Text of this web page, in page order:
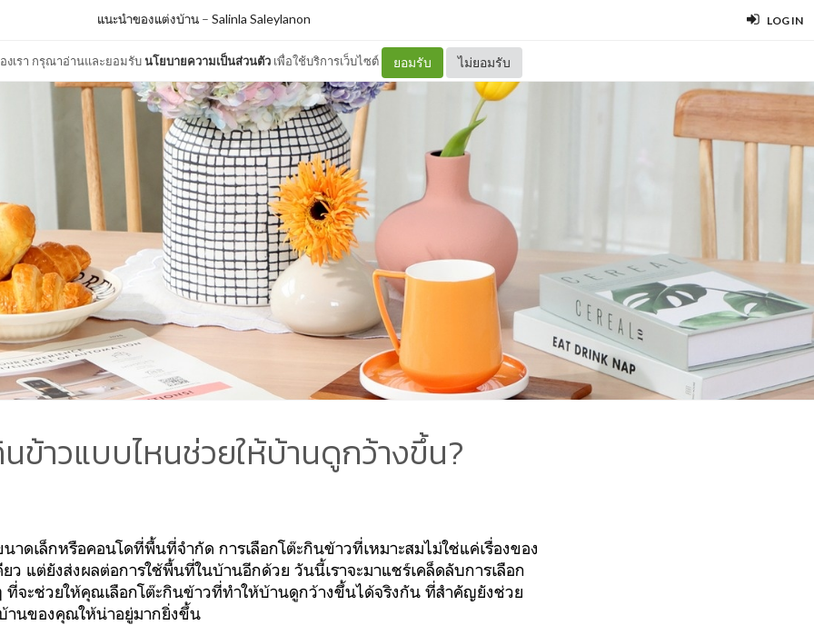
LOG IN
งเรา กรุณาอ่านและยอมรับนโยบายความเป็นส่วนตัว เพื่อใช้บริการเว็บไซต์ ยอมรับ ไม่ยอมรับ
แนะนำของแต่งบ้าน– Salinla Saleylanon
นข้าวแบบไหนช่วยให้บ้านดูกว้างขึ้น?
าดเล็กหรือคอนโดที่พื้นที่จำกัด การเลือกโต๊ะกินข้าวที่เหมาะสมไม่ใช่แค่เรื่องของ
ยว แต่ยังส่งผลต่อการใช้พื้นที่ในบ้านอีกด้วย วันนี้เราจะมาแชร์เคล็ดลับการเลือก
ที่จะช่วยให้คุณเลือกโต๊ะกินข้าวที่ทำให้บ้านดูกว้างขึ้นได้จริงกัน ที่สำคัญยังช่วย
านของคุณให้น่าอยู่มากยิ่งขึ้น